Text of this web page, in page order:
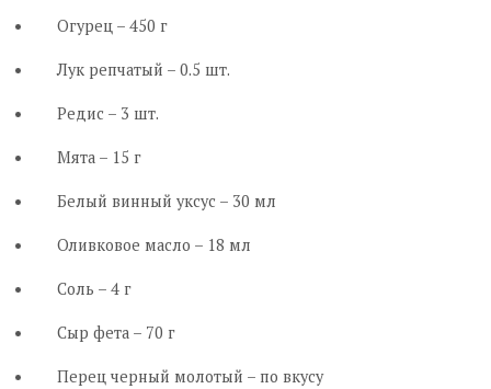
Огурец – 450 г
Лук репчатый – 0.5 шт.
Редис – 3 шт.
Мята – 15 г
Белый винный уксус – 30 мл
Оливковое масло – 18 мл
Соль – 4 г
Сыр фета – 70 г
Перец черный молотый – по вкусу